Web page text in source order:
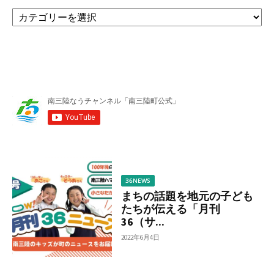
カ
テ
ら
調
36NEWS
まちの話題を地元の子ども
たちが伝える「月刊
36（サ...
2022年6月4日